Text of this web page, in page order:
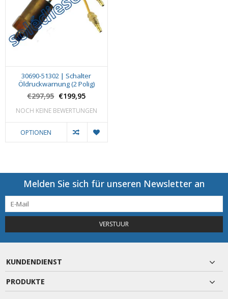
30690-51302 | Schalter
Öldruckwarnung (2 Polig)
€297,95 €199,95
NOCH KEINE BEWERTUNGEN
OPTIONEN
Melden Sie sich für unseren Newsletter an
VERSTUUR
KUNDENDIENST
PRODUKTE